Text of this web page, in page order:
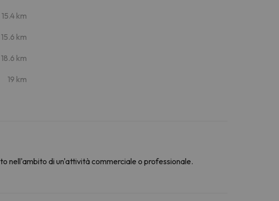
15.4 km
15.6 km
18.6 km
19 km
nell'ambito di un'attività commerciale o professionale.